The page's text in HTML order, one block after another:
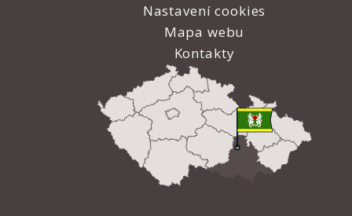
Nastavení cookies
Mapa webu
Kontakty